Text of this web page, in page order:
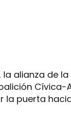
alianza de la
Cívica-
la puerta